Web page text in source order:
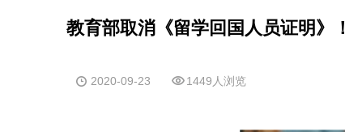
教育部取消《留学回国人员证明》！
2020-09-23 1449人浏览